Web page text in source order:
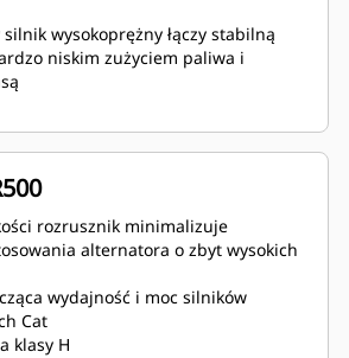
wysokoprężny łączy stabilną
niskim zużyciem paliwa i
rozrusznik minimalizuje
alternatora o zbyt wysokich
wydajność i moc silników
Cat
klasy H